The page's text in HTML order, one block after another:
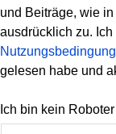
und Beiträge, wie
ausdrücklich zu.
gelesen habe und
Ich bin kein Roboter